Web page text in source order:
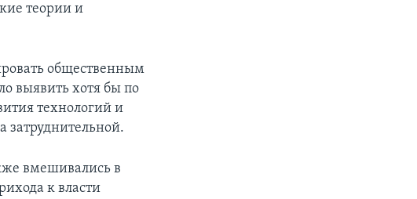
теории и
общественным
выявить хотя бы по
технологий и
затруднительной.
вмешивались в
к власти